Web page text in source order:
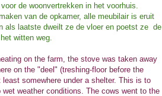
de woonvertrekken in het voorhuis.
van de opkamer, alle meubilair is eruit
als laatste dweilt ze de vloer en poetst ze de
witten weg.
on the farm, the stove was taken away
on the "deel" (treshing-floor before the
somewhere under a shelter. This is to
weather conditions. The cows went to the